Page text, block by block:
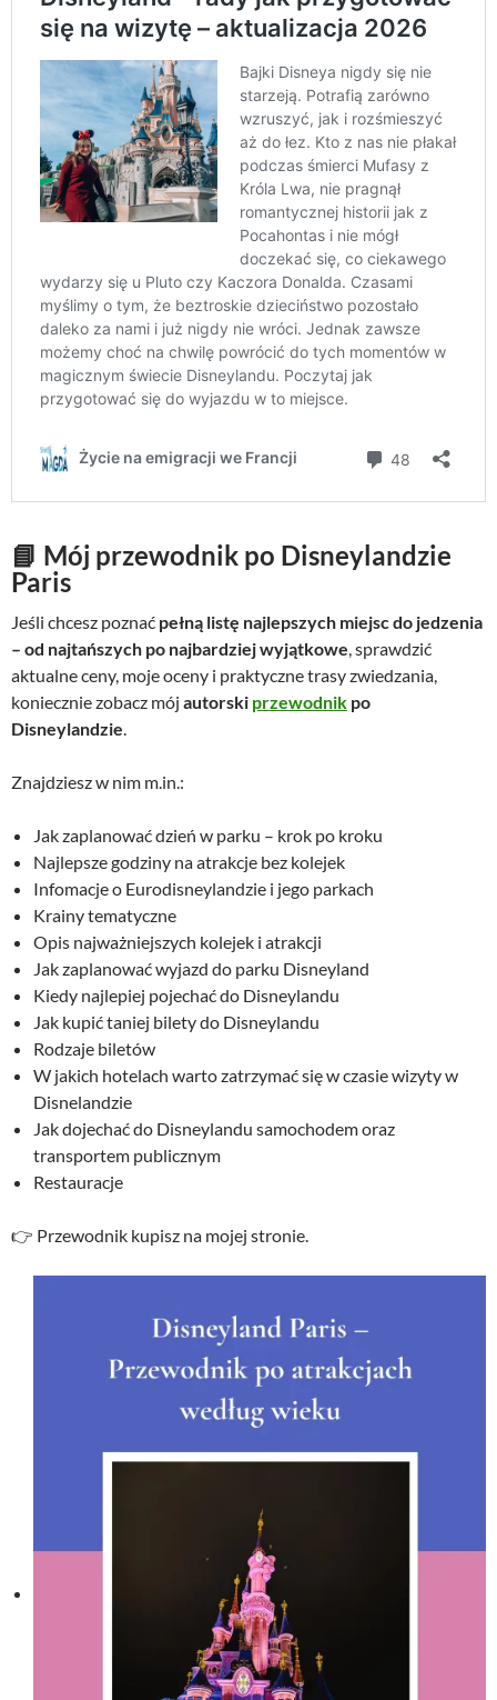
📘 Mój przewodnik po Disneylandzie
Paris
Jeśli chcesz poznać pełną listę najlepszych miejsc do jedzenia
– od najtańszych po najbardziej wyjątkowe , sprawdzić
aktualne ceny, moje oceny i praktyczne trasy zwiedzania,
koniecznie zobacz mój autorski przewodnik po
Disneylandzie
Znajdziesz w nim m.in.:
Jak zaplanować dzień w parku – krok po kroku
Najlepsze godziny na atrakcje bez kolejek
Infomacje o Eurodisneylandzie i jego parkach
Krainy tematyczne
Opis najważniejszych kolejek i atrakcji
Jak zaplanować wyjazd do parku Disneyland
Kiedy najlepiej pojechać do Disneylandu
Jak kupić taniej bilety do Disneylandu
Rodzaje biletów
W jakich hotelach warto zatrzymać się w czasie wizyty w
Disnelandzie
Jak dojechać do Disneylandu samochodem oraz
transportem publicznym
Restauracje
👉 Przewodnik kupisz na mojej stronie.